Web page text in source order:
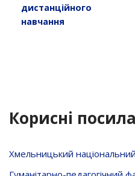
дистанційного
навчання
Корисні
Хмельницький